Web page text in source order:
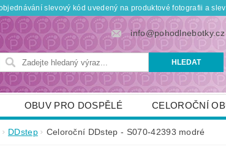
slevový kód uvedený na produktové fotografii a
info@pohodlnebotky.cz
OBUV PRO DOSPĚLÉ CELOROČNÍ
PRO DĚTI DOPLŇKY KDO JSME
DDstep Celoroční DDstep - S070-42393 modré